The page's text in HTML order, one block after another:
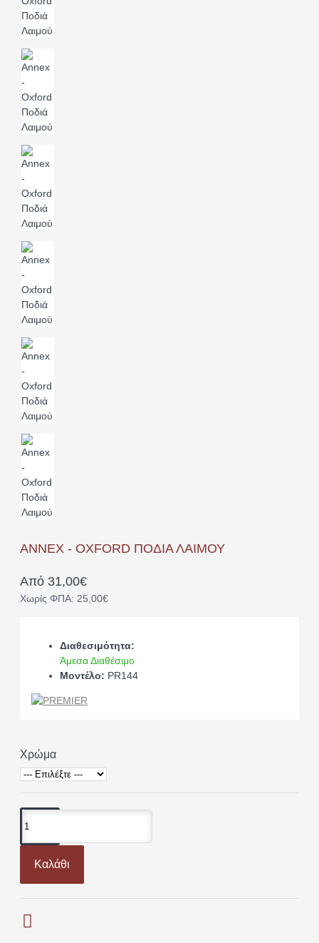
ANNEX - OXFORD ΠΟΔΙΆ ΛΑΙΜΟΎ
Από 31,00€
Χωρίς ΦΠΑ: 25,00€
Διαθεσιμότητα:
Άμεσα Διαθέσιμο
Μοντέλο: PR144
Χρώμα
Καλάθι